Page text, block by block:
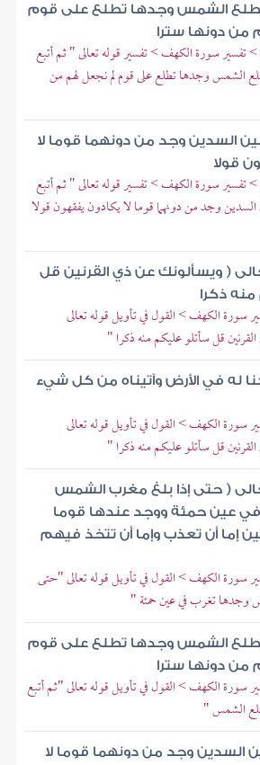
مطلع الشمس وجدها تطلع على قوم
دونها سترا
> تفسير سورة الكهف > تفسير قوله تعالى " ثم أتبع
الشمس وجدها تطلع على قوم لم نجعل لهم من
السدين وجد من دونهما قوما لا
قولا
> تفسير سورة الكهف > تفسير قوله تعالى " ثم أتبع
السدين وجد من دونهما قوما لا يكادون يفقهون قولا
( ويسألونك عن ذي القرنين قل
ذكرا
سورة الكهف > القول في تأويل قوله تعالى
قل سأتلو عليكم منه ذكرا "
له في الأرض وآتيناه من كل شيء
سورة الكهف > القول في تأويل قوله تعالى
قل سأتلو عليكم منه ذكرا "
( حتى إذا بلغ مغرب الشمس
عين حمئة ووجد عندها قوما
إما أن تعذب وإما أن تتخذ فيهم
سورة الكهف > القول في تأويل قوله تعالى "حتى
وجدها تغرب في عين حمئة "
مطلع الشمس وجدها تطلع على قوم
دونها سترا
سورة الكهف > القول في تأويل قوله تعالى "ثم أتبع
الشمس "
السدين وجد من دونهما قوما لا